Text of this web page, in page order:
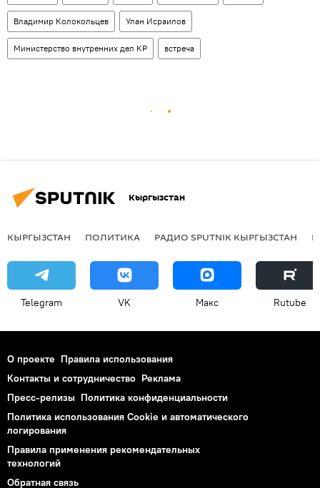
Владимир Колокольцев Улан Исраилов
Министерство внутренних дел КР встреча
Кыргызстан
КЫРГЫЗСТАН ПОЛИТИКА РАДИО SPUTNIK КЫРГЫЗСТАН
Telegram VK Макс Rutube
О проекте Правила использования
Контакты и сотрудничество Реклама
Пресс-релизы Политика конфиденциальности
Политика использования Cookie и автоматического
логирования
Правила применения рекомендательных
технологий
Обратная связь